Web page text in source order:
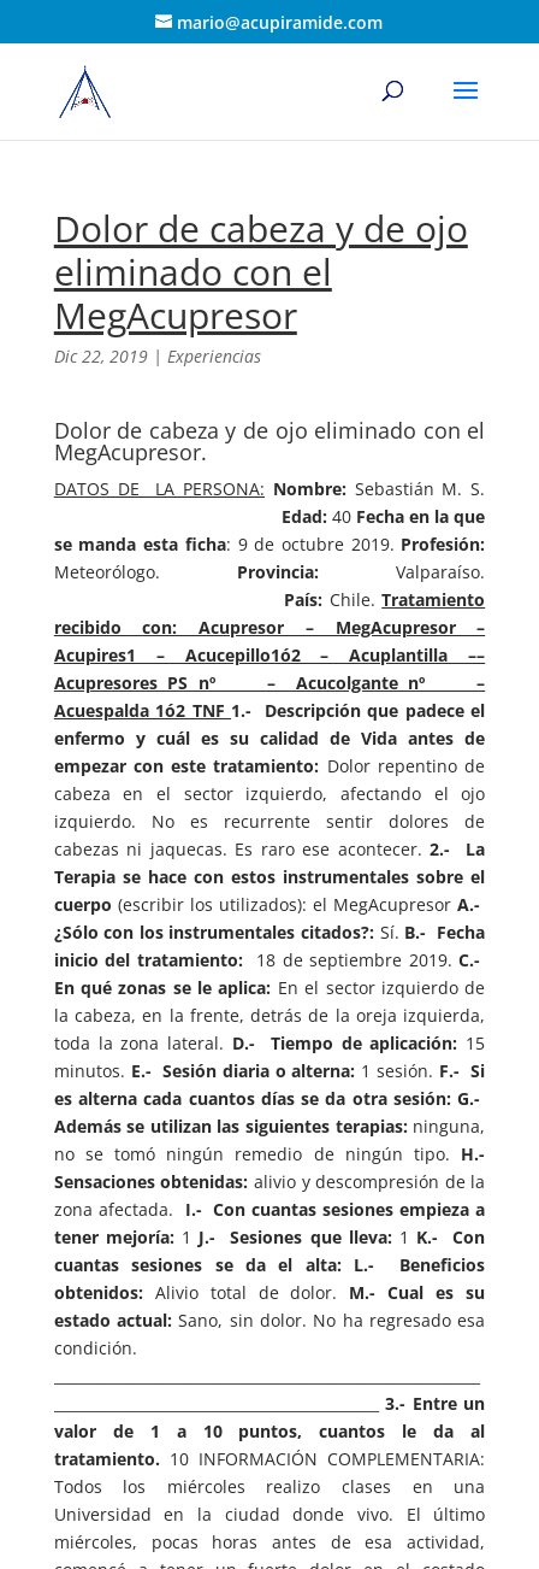
mario@acupiramide.com
Dolor de cabeza y de ojo
eliminado con el
MegAcupresor
Dic 22, 2019| Experiencias
Dolor de cabeza y de ojo eliminado con el
MegAcupresor.
DATOS DE LA PERSONA: Nombre:Sebastián M. S.
Edad: 40 Fecha en la que
se manda esta ficha: 9 de octubre 2019. Profesión:
Meteorólogo. Provincia: Valparaíso.
País:Chile.Tratamiento
recibido con: Acupresor – MegAcupresor –
Acupires1 – Acucepillo1ó2 – Acuplantilla ––
Acupresores PS nº – Acucolgante nº –
Acuespalda 1ó2 TNF 1.- Descripción que padece el
enfermo y cuál es su calidad de Vida antes de
empezar con este tratamiento: Dolor repentino de
cabeza en el sector izquierdo, afectando el ojo
izquierdo. No es recurrente sentir dolores de
cabezas ni jaquecas. Es raro ese acontecer.2.- La
Terapia se hace con estos instrumentales sobre el
cuerpo (escribir los utilizados): el MegAcupresorA.-
¿Sólo con los instrumentales citados?: Sí. B.- Fecha
inicio del tratamiento:
18 de septiembre 2019.C.-
En qué zonas se le aplica: En el sector izquierdo de
la cabeza, en la frente, detrás de la oreja izquierda,
toda la zona lateral. D.- Tiempo de aplicación: 15
minutos. E.- Sesión diaria o alterna: 1 sesión. F.- Si
es alterna cada cuantos días se da otra sesión: G.-
Además se utilizan las siguientes terapias:ninguna,
no se tomó ningún remedio de ningún tipo. H.-
Sensaciones obtenidas: alivio y descompresión de la
zona afectada.
I.- Con cuantas sesiones empieza a
tener mejoría:1 J.- Sesiones que lleva:1 K.- Con
cuantas sesiones se da el alta: L.- Beneficios
obtenidos:Alivio total de dolor. M.- Cual es su
estado actual: Sano, sin dolor. No ha regresado esa
condición.
_____________________________________________3.- Entre un
valor de 1 a 10 puntos, cuantos le da al
tratamiento.10 INFORMACIÓN COMPLEMENTARIA:
Todos los miércoles realizo clases en una
Universidad en la ciudad donde vivo. El último
miércoles, pocas horas antes de esa actividad,